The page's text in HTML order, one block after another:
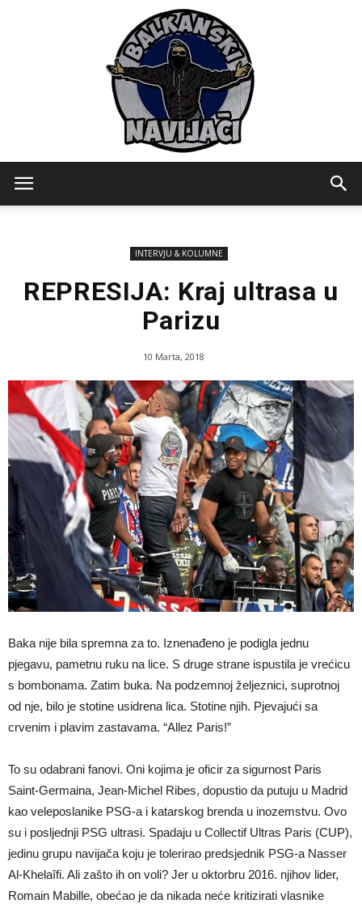
INTERVJU & KOLUMNE
REPRESIJA: Kraj ultrasa u
Parizu
10 Marta, 2018
Baka nije bila spremna za to. Iznenađeno je podigla jednu
pjegavu, pametnu ruku na lice. S druge strane ispustila je vrećicu
s bombonama. Zatim buka. Na podzemnoj željeznici, suprotnoj
od nje, bilo je stotine usidrena lica. Stotine njih. Pjevajući sa
crvenim i plavim zastavama. “Allez Paris!”
To su odabrani fanovi. Oni kojima je oficir za sigurnost Paris
Saint-Germaina, Jean-Michel Ribes, dopustio da putuju u Madrid
kao veleposlanike PSG-a i katarskog brenda u inozemstvu. Ovo
su i posljednji PSG ultrasi. Spadaju u Collectif Ultras Paris (CUP),
jedinu grupu navijača koju je tolerirao predsjednik PSG-a Nasser
Al-Khelaîfi. Ali zašto ih on voli? Jer u oktorbru 2016. njihov lider,
Romain Mabille, obećao je da nikada neće kritizirati vlasnike